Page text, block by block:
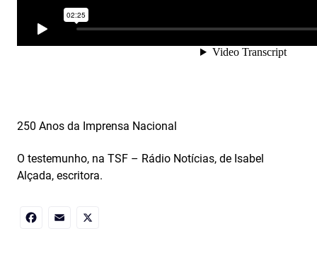
250 Anos da Imprensa Nacional
O testemunho, na TSF – Rádio Notícias, de Isabel
Alçada, escritora.